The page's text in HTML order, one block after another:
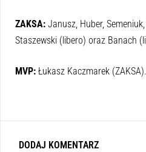
ZAKSA: Janusz, Huber,
Staszewski (libero) oraz Banach
MVP: Łukasz Kaczmarek (ZAKSA).
DODAJ KOMENTARZ